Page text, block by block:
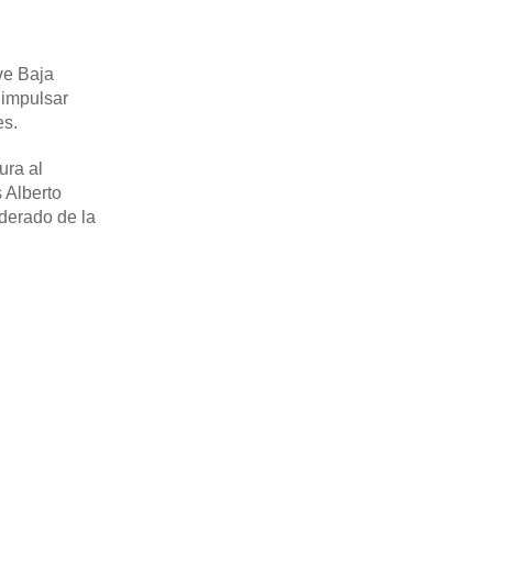
Baja
al
Alberto
de la